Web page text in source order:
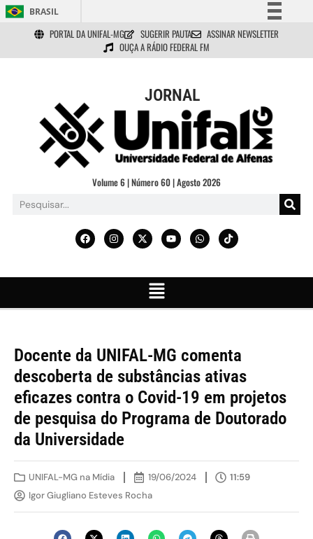
BRASIL
Simplifique!
Comunica BR
Acesso à informação
Legislação
Canais
PORTAL DA UNIFAL-MG SUGERIR PAUTA
ASSINAR NEWSLETTER
OUÇA A RÁDIO FEDERAL FM
JORNAL
Volume 6 | Número 60 | Agosto 2026
Docente da UNIFAL-MG comenta
descoberta de substâncias ativas
eficazes contra o Covid-19 em projetos
de pesquisa do Programa de Doutorado
da Universidade
UNIFAL-MG na Mídia 19/06/2024
11:59
Igor Giugliano Esteves Rocha